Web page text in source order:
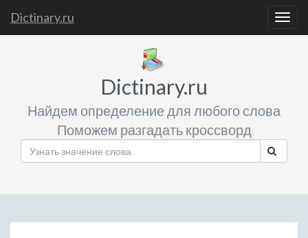
Dictinary.ru
Dictinary.ru
Найдем определение для любого слова
Поможем разгадать кроссворд